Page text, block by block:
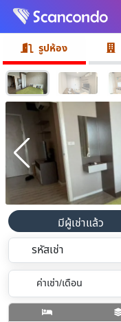
รูปห้อง
มีผู้เช่าแล้ว
รหัสเช่า
ค่าเช่า/เดือน